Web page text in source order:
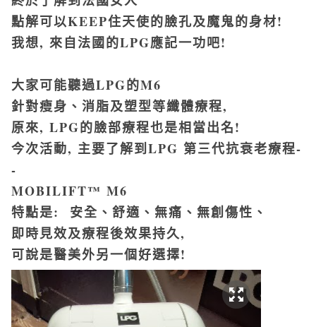
點解可以KEEP住天使的臉孔及魔鬼的身材!
我想, 來自法國的LPG應記一功吧!
大家可能聽過LPG的M6
針對瘦身、消脂及塑型等纖體療程,
原來, LPG的臉部療程也是相當出名!
今次活動, 主要了解到LPG 第三代抗衰老療程-
-
MOBILIFT™ M6
特點是: 安全、舒適、無痛、無創傷性、
即時見效及療程後效果持久,
可說是醫美外另一個好選擇!